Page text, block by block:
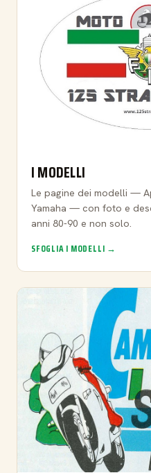
I MODELLI
Le pagine dei modelli —
Yamaha — con foto e
anni 80-90 e non solo.
SFOGLIA I MODELLI →